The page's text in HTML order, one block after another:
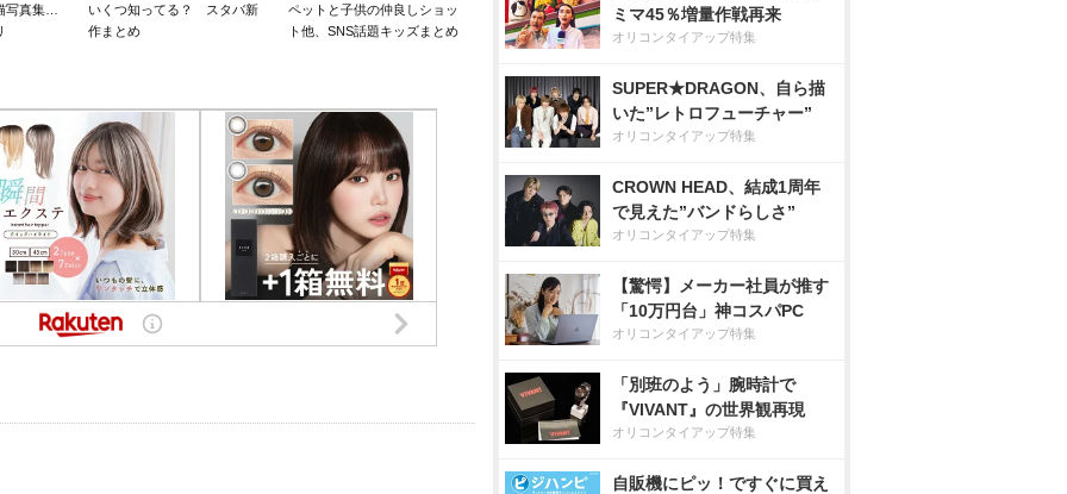
写真集…
いくつ知ってる？ スタバ新
作まとめ
ペットと子供の仲良しショッ
ト他、SNS話題キッズまとめ
ミマ45％増量作戦再来
オリコンタイアップ特集
SUPER★DRAGON、自ら描
いた”レトロフューチャー”
オリコンタイアップ特集
CROWN HEAD、結成1周年
で見えた”バンドらしさ”
オリコンタイアップ特集
【驚愕】メーカー社員が推す
「10万円台」神コスパPC
オリコンタイアップ特集
「別班のよう」腕時計で
『VIVANT』の世界観再現
オリコンタイアップ特集
自販機にピッ！ですぐに買え